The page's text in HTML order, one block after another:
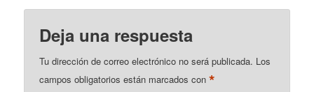
Deja una respuesta
Tu dirección de correo electrónico no será publicada. Los
campos obligatorios están marcados con*